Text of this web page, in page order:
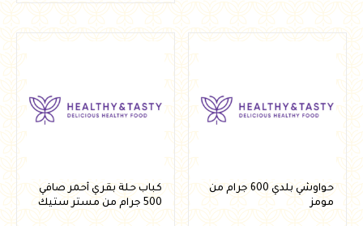
حواوشي بلدي 600 جرام من
مومز
كباب حلة بقري أحمر صافي
500 جرام من مستر ستيك